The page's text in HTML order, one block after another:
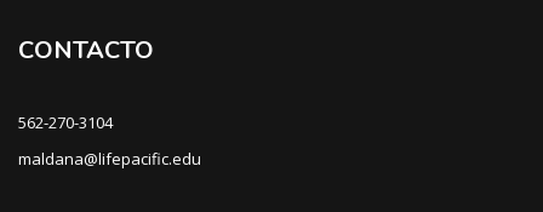
CONTACTO
562-270-3104
maldana@lifepacific.edu